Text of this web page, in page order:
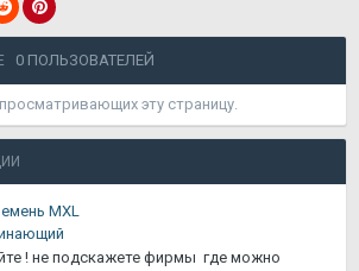
0 ПОЛЬЗОВАТЕЛЕЙ
эту страницу.
MXL
! не подскажете фирмы где можно